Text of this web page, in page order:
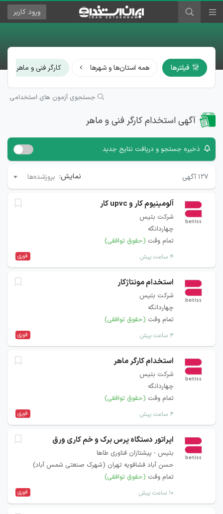
ورود کاربر
فیلترها همه استان‌ها و شهرها کارگر فنی و ماهر ×
جستجوی آزمون های استخدامی
آگهی استخدام کارگر فنی و ماهر
ذخیره جستجو و دریافت نتایج جدید
۱۲۷ آگهی نمایش: بروزشده‌ها
آلومینیوم کار و upvc کار
شرکت بتیس
چهاردانگه
تمام وقت (حقوق توافقی)
۴ ساعت پیش فوری
استخدام مونتاژکار
شرکت بتیس
چهاردانگه
تمام وقت (حقوق توافقی)
۴ ساعت پیش فوری
استخدام کارگر ماهر
شرکت بتیس
چهاردانگه
تمام وقت (حقوق توافقی)
۴ ساعت پیش فوری
اپراتور دستگاه پرس برک و خم کاری ورق
بتیس - پیشتازان فناوری طاها
حسن آباد فشافویه تهران (شهرک صنعتی شمس آباد)
تمام وقت (حقوق توافقی)
۱۰ ساعت پیش فوری